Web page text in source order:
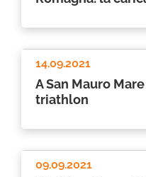
14.09.2021
A San Mauro
triathlon
09.09.2021